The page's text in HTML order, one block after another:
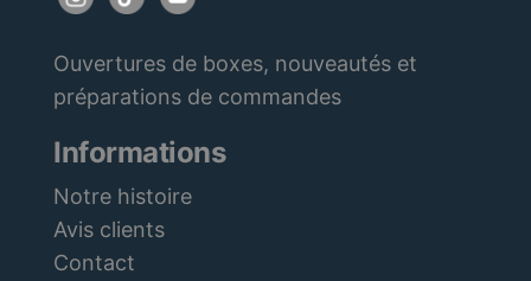
Ouvertures de boxes, nouveautés et
préparations de commandes
Informations
Notre histoire
Avis clients
Contact